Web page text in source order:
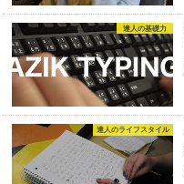
達人の基礎力
達人のライフスタイル